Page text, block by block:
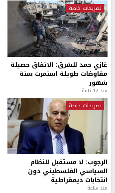
تصريحات خاصة
غازي حمد للشرق: الاتفاق حصيلة
مفاوضات طويلة استمرت ستة
شهور
منذ 12 ثانية
تصريحات خاصة
الرجوب: لا مستقبل للنظام
السياسي الفلسطيني دون
انتخابات ديمقراطية
منذ ساعة